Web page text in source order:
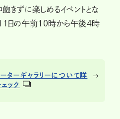
きずに楽しめるイベントとな
11日の午前10時から午後4時
ターギャラリーについて詳
ック